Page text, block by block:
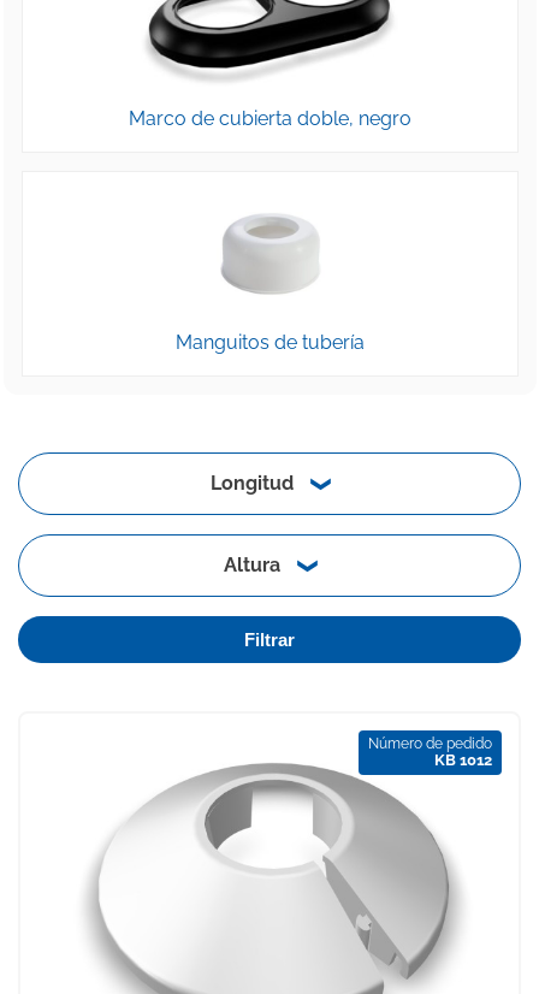
Marco de cubierta doble, negro
Manguitos de tubería
Longitud
Altura
Filtrar
Número de pedido
KB 1012